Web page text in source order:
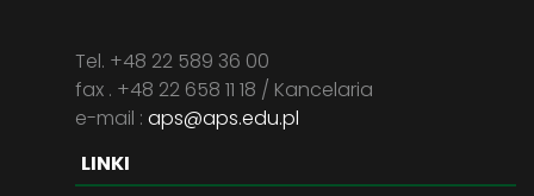
Tel. +48 22 589 36 00
fax . +48 22 658 11 18 / Kancelaria
e-mail : aps@aps.edu.pl
LINKI